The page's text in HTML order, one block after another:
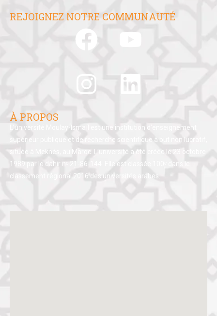
REJOIGNEZ NOTRE COMMUNAUTÉ
À PROPOS
L’université Moulay-Ismaïl est une institution d’enseignement
supérieur publique et de recherche scientifique à but non lucratif,
située à Meknès, au Maroc. L’université a été créée le 23 octobre
1989 par le dahir nᵒ 21-86-144. Elle est classée 100ᵉ dans le
classement régional 2016 des universités arabes.